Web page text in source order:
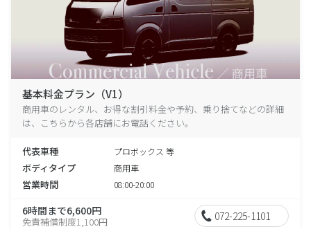
基本料金プラン（V1）
商用車のレンタル、お得な割引料金や予約、乗り捨てなどの詳細
は、こちらから各店舗にお電話ください。
代表車種 プロボックス 等
ボディタイプ 商用車
営業時間 08:00-20:00
6時間まで6,600円
免責補償制度1,100円 072-225-1101